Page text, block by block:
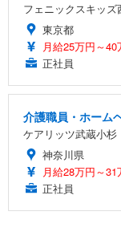
フェニックスキッズ
東京都
月給25万円～40
正社員
介護職員・ホーム
ケアリッツ武蔵小杉
神奈川県
月給28万円～31
正社員